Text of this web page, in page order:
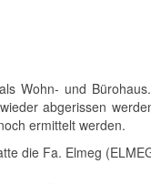
Wohn- und
abgerissen
ermittelt werden.
die Fa. Elmeg